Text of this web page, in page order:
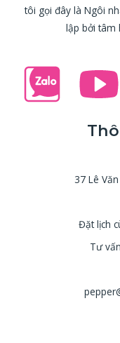
tôi gọi đây là Ngôi
lập bởi tâm
37 Lê
Đặt lịch
Tư